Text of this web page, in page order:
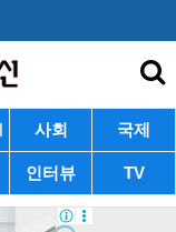
사회 국제
인터뷰 TV